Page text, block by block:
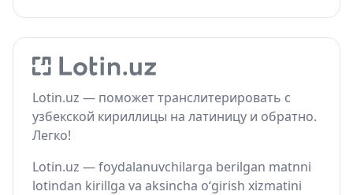
Lotin.uz — поможет транслитерировать с
узбекской кириллицы на латиницу и обратно.
Легко!
Lotin.uz — foydalanuvchilarga berilgan matnni
lotindan kirillga va aksincha o‘girish xizmatini